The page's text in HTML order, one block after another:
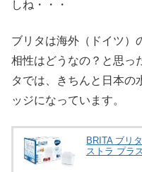
しね・・・
ブリタは海外（ドイツ）
相性はどうなの？と思っ
タでは、きちんと日本の
ッジになっています。
BRITA ブリ
ストラ プラ